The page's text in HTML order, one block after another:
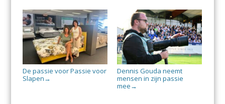
De passie voor Passie voor
Slapen →
Dennis Gouda neemt
mensen in zijn passie
mee →